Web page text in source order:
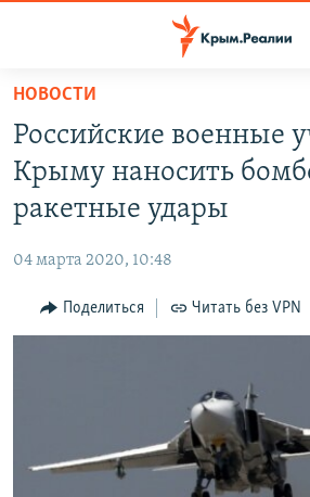
Вернуться
основному
содержанию
Вернутся
главной
навигации
Вернутся
11 ЛЕТ ОККУПАЦИИ КРЫМА. 11 ИСТОРИЙ
ВОДА
ЕЩЕ
ИНТЕРАКТИВ
ТЕЛЕПРОЕКТ КРЫМ.РЕАЛИИ
СОВЕТЫ ПРАВОЗАЩИТНИКОВ
ПРОПАВШИЕ БЕЗ ВЕСТИ
РАДІО СВОБОДА
НОВОСТИ
Российские военные
Крыму наносить
ракетные удары
04 марта 2020, 10:48
Поделиться Читать без VPN